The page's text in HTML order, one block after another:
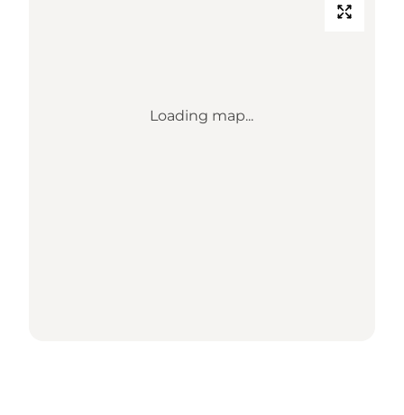
Loading map...